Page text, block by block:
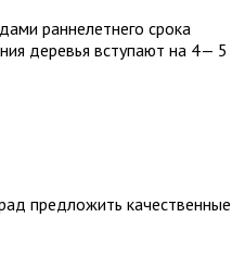
раннелетнего срока
деревья вступают на 4— 5
предложить качественные